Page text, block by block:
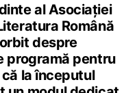
al Asociaţiei
Română
despre
programă pentru
că la începutul